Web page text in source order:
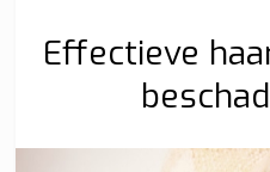
Effectieve